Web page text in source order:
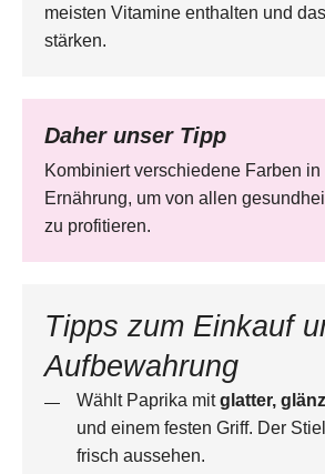
meisten Vitamine enthalten und
stärken.
Daher unser Tipp
Kombiniert verschiedene Farben in
Ernährung, um von allen
zu profitieren.
Tipps zum Einkauf
Aufbewahrung
Wählt Paprika mitglatter,
und einem festen Griff. Der
frisch aussehen. ​